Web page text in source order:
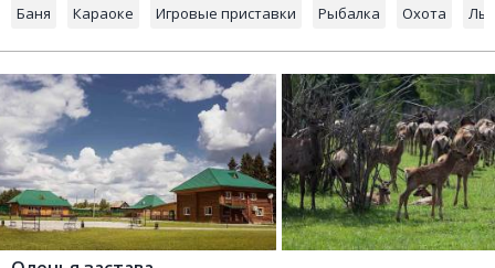
Баня Караоке Игровые приставки Рыбалка Охота